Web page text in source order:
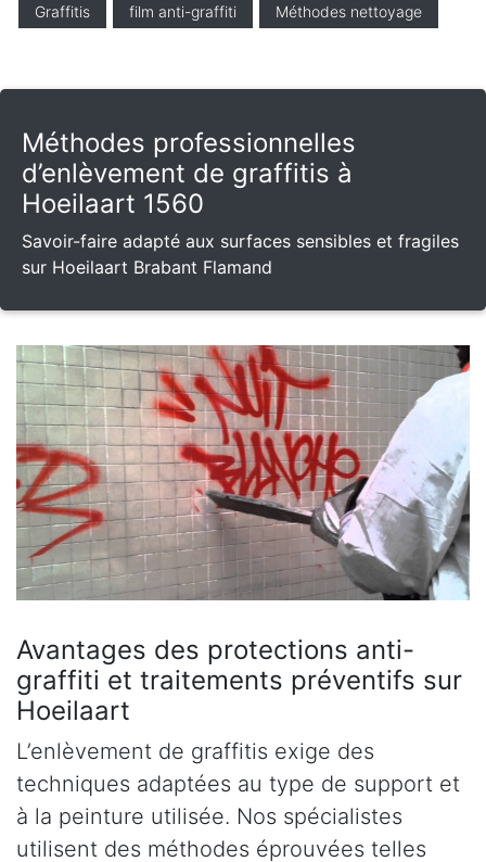
Graffitis film anti-graffiti Méthodes nettoyage
Méthodes professionnelles
d’enlèvement de graffitis à
Hoeilaart 1560
Savoir-faire adapté aux surfaces sensibles et fragiles
sur Hoeilaart Brabant Flamand
Avantages des protections anti-
graffiti et traitements préventifs sur
Hoeilaart
L’enlèvement de graffitis exige des
techniques adaptées au type de support et
à la peinture utilisée. Nos spécialistes
utilisent des méthodes éprouvées telles